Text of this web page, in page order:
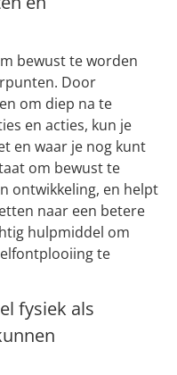
bewust te worden
Door
om diep na te
en acties, kun je
en waar je nog kunt
om bewust te
ontwikkeling, en helpt
naar een betere
hulpmiddel om
te
fysiek als